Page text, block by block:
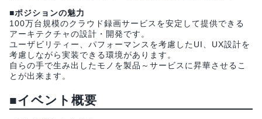
■ポジションの魅力
100万台規模のクラウド録画サービスを安定して提供できる
アーキテクチャの設計・開発です。
ユーザビリティー、パフォーマンスを考慮したUI、UX設計を
考慮しながら実装できる環境があります。
自らの手で生み出したモノを製品～サービスに昇華させるこ
とが出来ます。
■イベント概要